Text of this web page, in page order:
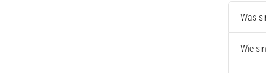
Was
Wie